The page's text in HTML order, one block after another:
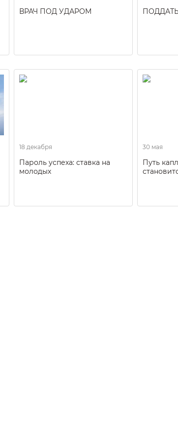
ВРАЧ ПОД УДАРОМ
18 декабря
Пароль успеха: ставка на
молодых
30 мая
Путь